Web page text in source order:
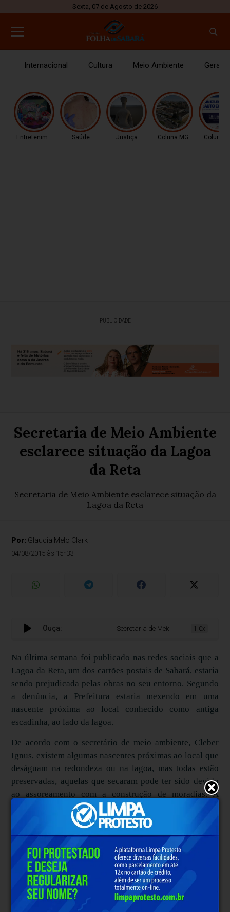
Sexta, 07 de Agosto de 2026
Internacional Cultura Meio Ambiente Gerais
Entretenimento Saúde Justiça Coluna MG Coluna
PUBLICIDADE
Secretaria de Meio Ambiente
esclarece situação da Lagoa
da Reta
Secretaria de Meio Ambiente esclarece situação da
Lagoa da Reta
Por: Glaucia Melo Clark
04/08/2015 às 15h33
Ouça: Secretaria de Meio Ambiente1.0x
Na última semana foi publicado nas redes sociais que a
Lagoa da Reta, um dos cartões postais de Sabará, estaria
sendo prejudicada pelas obras no seu entorno. Segundo
a denúncia, a Prefeitura estaria mexendo em uma
nascente próxima ao local conhecido como antiga
escadinha, ao lado da lagoa.
De acordo com o secretário de meio ambiente, Cleber
Ignus, existem algumas nascentes próximas ao local que
deságuam na redondeza ou na lagoa, mas todas estão
preservadas, aquelas que secaram pode ter sido devido
ao assoreamento com a construção de moradias. A
Secretaria de Meio Ambiente informa ainda que a
nascente citada não deságua na Lagoa.
A denúncia diz ainda que a água está diminuindo
rapidamente (secando). O secretário informa que a
Lagoa já está passando pelo processo de despoluição
através do método de jardins filtrantes, que em cerca de
três semanas já apresentou uma diminuição significativa
de algas, tornando-se quase imperceptível. Ignus